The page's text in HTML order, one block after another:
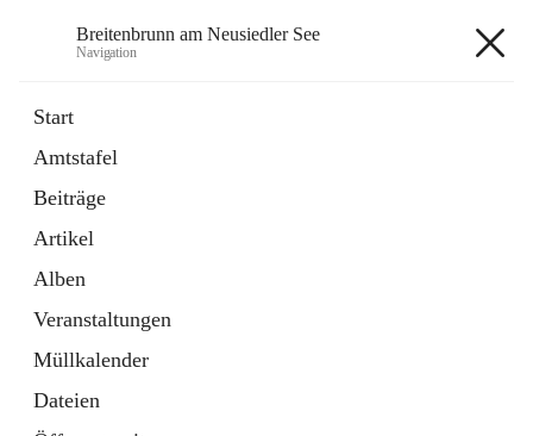
Breitenbrunn am Neusiedler See
Navigation
Start
Amtstafel
Beiträge
Artikel
Alben
Veranstaltungen
Müllkalender
Dateien
18 Schnellzugriffe
Gemeindeservice